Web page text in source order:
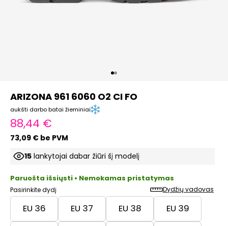
Eiti į elementą 1
Eiti į elementą 2
ARIZONA 961 6060 O2 CI FO
aukšti darbo batai žieminiai
Pardavimo kaina
88,44 €
73,09 € be PVM
15lankytojai dabar žiūri šį modelį
Paruošta išsiųsti • Nemokamas pristatymas
Pasirinkite dydį Dydžių vadovas
EU 36 EU 37 EU 38 EU 39